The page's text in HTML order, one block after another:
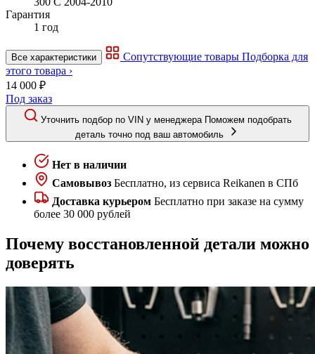
Гарантия
1 год
Все характеристики Сопутствующие товары Подборка для
этого товара ›
14 000 ₽
Под заказ
Уточнить подбор по VIN у менеджера Поможем подобрать
деталь точно под ваш автомобиль
Нет в наличии
Самовывоз Бесплатно, из сервиса Reikanen в СПб
Доставка курьером Бесплатно при заказе на сумму
более 30 000 рублей
Почему восстановленной детали можно
доверять